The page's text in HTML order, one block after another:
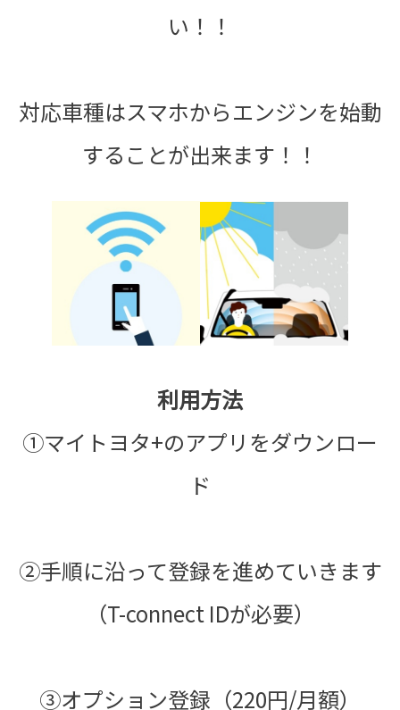
い！！
対応車種はスマホからエンジンを始動
することが出来ます！！
利用方法
①マイトヨタ+のアプリをダウンロー
ド
②手順に沿って登録を進めていきます
（T-connect IDが必要）
③オプション登録（220円/月額）